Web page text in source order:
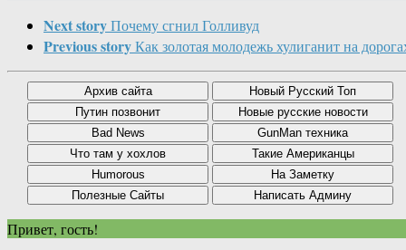
Next storyПочему сгнил Голливуд
Previous storyКак золотая молодежь хулиганит на
Привет, гость!